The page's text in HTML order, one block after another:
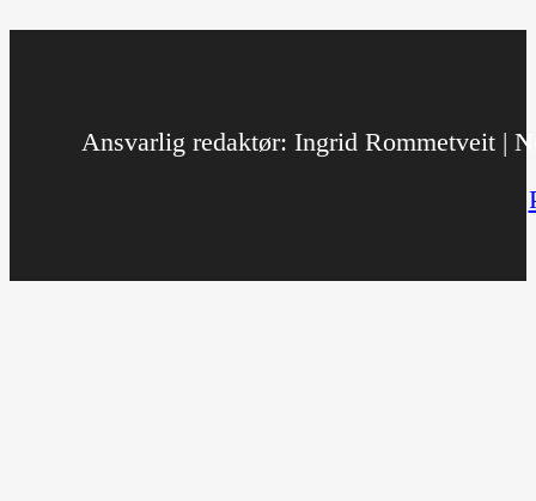
Ansvarlig redaktør: Ingrid Rommetveit |